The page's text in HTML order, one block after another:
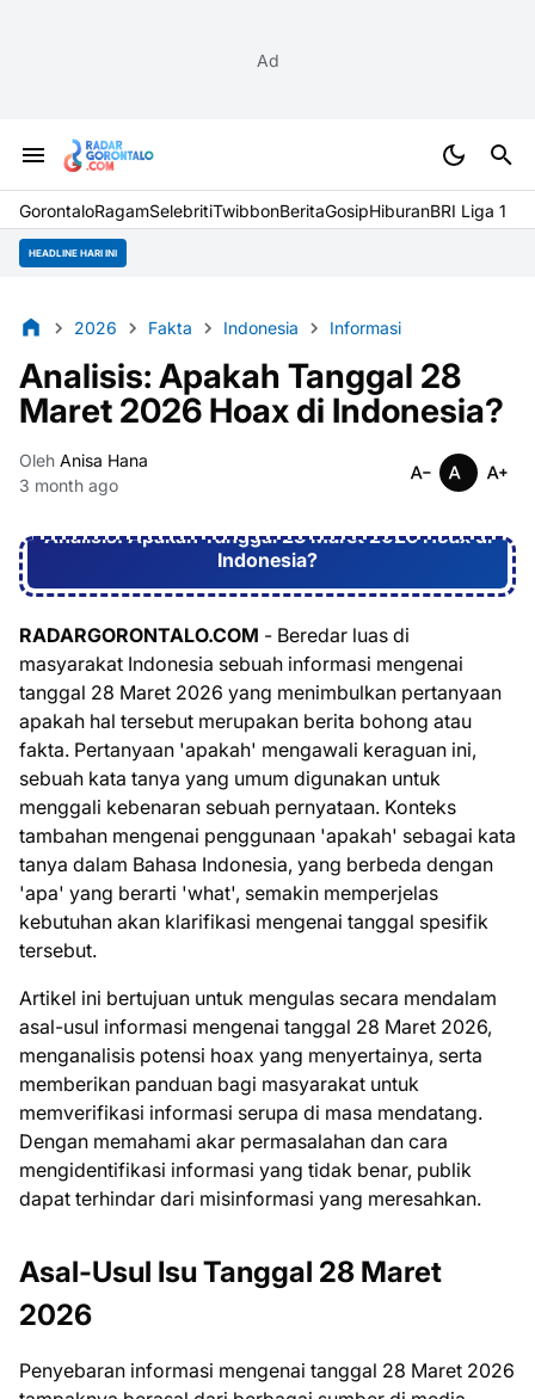
Ad
GorontaloRagamSelebritiTwibbonBeritaGosipHiburanBRI Liga 1
HEADLINE HARI INI
2026 Fakta Indonesia Informasi
Analisis: Apakah Tanggal 28
Maret 2026 Hoax di Indonesia?
Oleh Anisa Hana
3 month ago
Analisis: Apakah Tanggal 28 Maret 2026 Hoax di
Indonesia?
RADARGORONTALO.COM - Beredar luas di
masyarakat Indonesia sebuah informasi mengenai
tanggal 28 Maret 2026 yang menimbulkan pertanyaan
apakah hal tersebut merupakan berita bohong atau
fakta. Pertanyaan 'apakah' mengawali keraguan ini,
sebuah kata tanya yang umum digunakan untuk
menggali kebenaran sebuah pernyataan. Konteks
tambahan mengenai penggunaan 'apakah' sebagai kata
tanya dalam Bahasa Indonesia, yang berbeda dengan
'apa' yang berarti 'what', semakin memperjelas
kebutuhan akan klarifikasi mengenai tanggal spesifik
tersebut.
Artikel ini bertujuan untuk mengulas secara mendalam
asal-usul informasi mengenai tanggal 28 Maret 2026,
menganalisis potensi hoax yang menyertainya, serta
memberikan panduan bagi masyarakat untuk
memverifikasi informasi serupa di masa mendatang.
Dengan memahami akar permasalahan dan cara
mengidentifikasi informasi yang tidak benar, publik
dapat terhindar dari misinformasi yang meresahkan.
Asal-Usul Isu Tanggal 28 Maret
2026
Penyebaran informasi mengenai tanggal 28 Maret 2026